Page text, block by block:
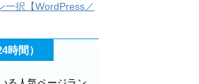
一択【WordPress／
時間）